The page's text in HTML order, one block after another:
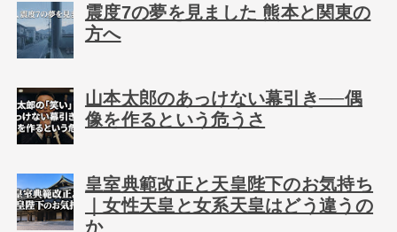
震度7の夢を見ました 熊本と関東の
方へ
山本太郎のあっけない幕引き──偶
像を作るという危うさ
皇室典範改正と天皇陛下のお気持ち
｜女性天皇と女系天皇はどう違うの
か